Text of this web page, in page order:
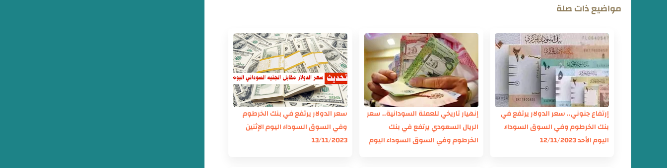
مواضيع ذات صلة
إرتفاع جنوني.. سعر الدولار يرتفع في
بنك الخرطوم وفي السوق السوداء
اليوم الأحد 12/11/2023
إنهيار تاريخي للعملة السودانية.. سعر
الريال السعودي يرتفع في بنك
الخرطوم وفي السوق السوداء اليوم
سعر الدولار يرتفع في بنك الخرطوم
وفي السوق السوداء اليوم الإثنين
13/11/2023